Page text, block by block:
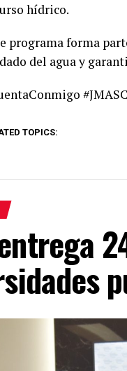
hídrico.
programa forma
del agua y
TOPICS: